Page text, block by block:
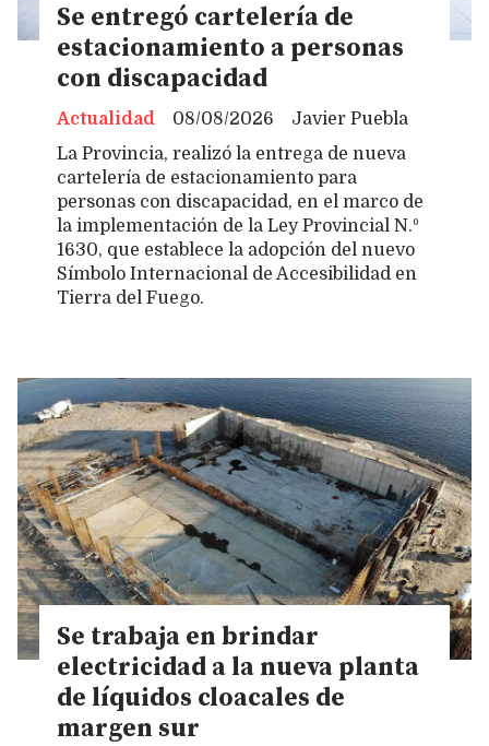
Se entregó cartelería de
estacionamiento a personas
con discapacidad
Javier Puebla
Actualidad
08/08/2026
La Provincia, realizó la entrega de nueva
cartelería de estacionamiento para
personas con discapacidad, en el marco de
la implementación de la Ley Provincial N.º
1630, que establece la adopción del nuevo
Símbolo Internacional de Accesibilidad en
Tierra del Fuego.
Se trabaja en brindar
electricidad a la nueva planta
de líquidos cloacales de
margen sur